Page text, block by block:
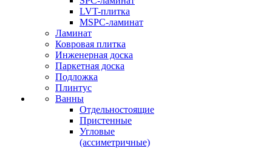
LVT-плитка
MSPC-ламинат
Ламинат
Ковровая плитка
Инженерная доска
Паркетная доска
Подложка
Плинтус
Ванны
Отдельностоящие
Пристенные
Угловые
(ассиметричные)